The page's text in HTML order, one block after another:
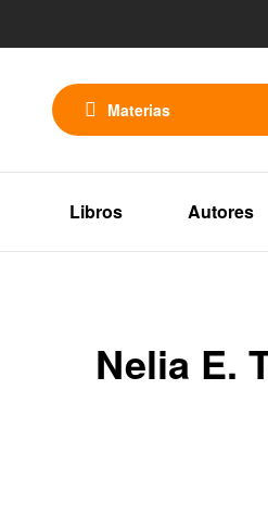
Materias
Libros Autores
Nelia E.